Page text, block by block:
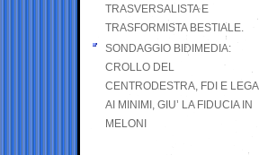
TRASVERSALISTA E
TRASFORMISTA BESTIALE.
SONDAGGIO BIDIMEDIA:
CROLLO DEL
CENTRODESTRA, FDI E LEGA
AI MINIMI, GIU’ LA FIDUCIA IN
MELONI